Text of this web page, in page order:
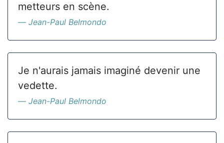
metteurs en scène.
Jean-Paul Belmondo
Je n'aurais jamais imaginé devenir une
vedette.
Jean-Paul Belmondo